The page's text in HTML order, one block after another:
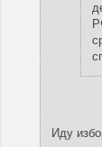
Иду